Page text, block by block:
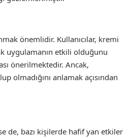
önemlidir. Kullanıcılar, kremi
uygulamanın etkili olduğunu
önerilmektedir. Ancak,
anlamak açısından
de, bazı kişilerde hafif yan etkiler